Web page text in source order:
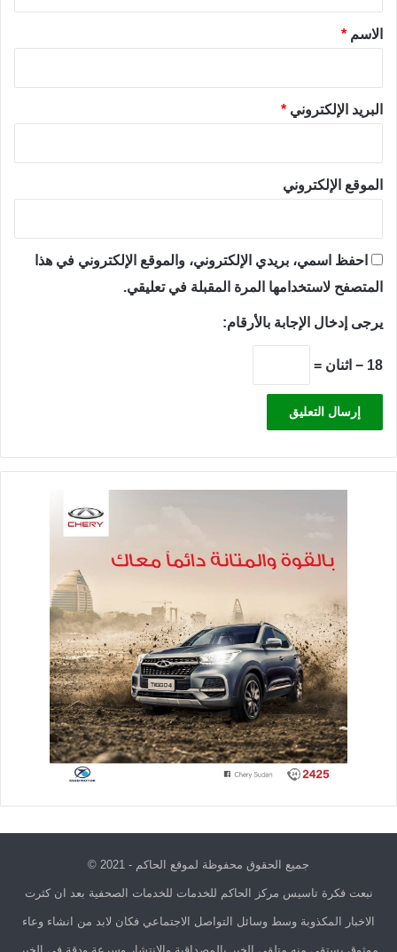
*الاسم *
البريد الإلكتروني *
الموقع الإلكتروني
احفظ اسمي، بريدي الإلكتروني، والموقع الإلكتروني في هذا
المتصفح لاستخدامها المرة المقبلة في تعليقي.
يرجى إدخال الإجابة بالأرقام:
18 − اثنان =
جميع الحقوق محفوظة لموقع الحاكم - 2021 ©
نبعت فكرة تاسيس مركز الحاكم للخدمات للخدمات الصحفية بعد ان كثرت
الاخبار المكذوبة وسط وسائل التواصل الاجتماعي فكان لابد من انشاء وعاء